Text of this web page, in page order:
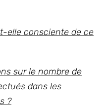
elle consciente de ce
sur le nombre de
dans les
?